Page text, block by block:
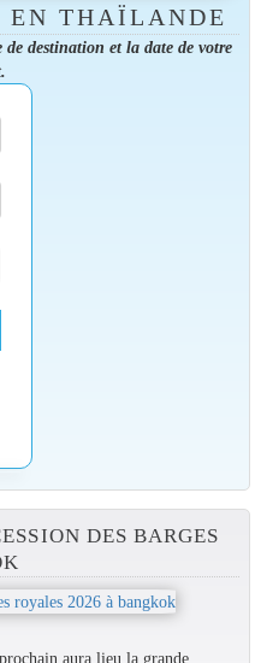
EN THAÏLANDE
destination et la date de votre
DES BARGES
aura lieu la grande